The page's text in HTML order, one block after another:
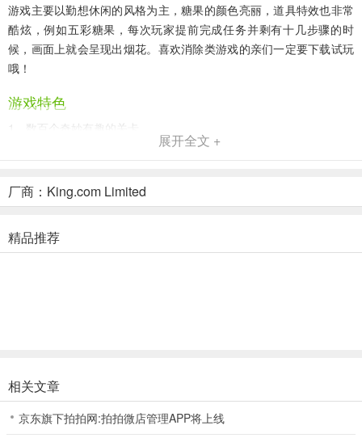
游戏主要以勤想休闲的风格为主，糖果的颜色亮丽，道具特效也非常
酷炫，例如五彩糖果，每次玩家提前完成任务并剩有十几步骤的时
候，画面上就会呈现出烟花。喜欢消除类游戏的亲们一定要下载试玩
哦！
游戏特色
1、数百个奇妙有趣的关卡
3、美味的糖果和绝妙的组合：
将4颗糖果组合成方形，即可获得一条糖果小鱼
6、连接到的玩家，可以与朋友一起比赛，登顶排行榜，并比较你们的
最高得分。
展开全文 +
厂商：King.com Limited
精品推荐
相关文章
京东旗下拍拍网:拍拍微店管理APP将上线